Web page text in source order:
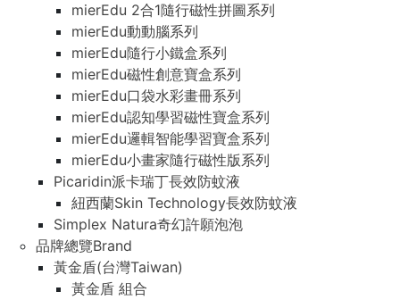
mierEdu 2合1隨行磁性拼圖系列
mierEdu動動腦系列
mierEdu隨行小鐵盒系列
mierEdu磁性創意寶盒系列
mierEdu口袋水彩畫冊系列
mierEdu認知學習磁性寶盒系列
mierEdu邏輯智能學習寶盒系列
mierEdu小畫家隨行磁性版系列
Picaridin派卡瑞丁長效防蚊液
紐西蘭Skin Technology長效防蚊液
Simplex Natura奇幻許願泡泡
品牌總覽Brand
黃金盾(台灣Taiwan)
黃金盾 組合